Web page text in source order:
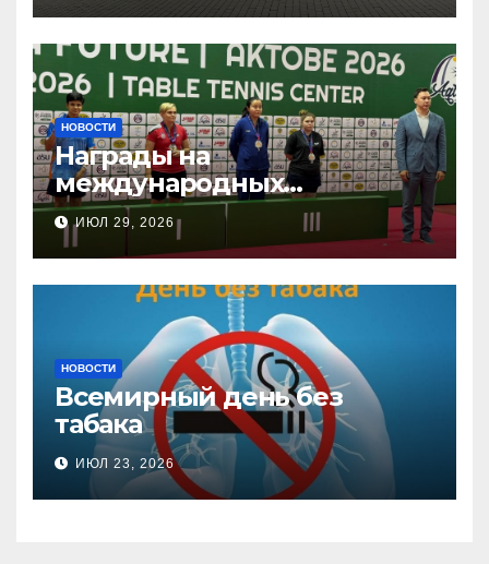
НОВОСТИ
Награды на
международных
соревнованиях
настольного тенниса ПОДА
ИЮЛ 29, 2026
НОВОСТИ
Всемирный день без
табака
ИЮЛ 23, 2026